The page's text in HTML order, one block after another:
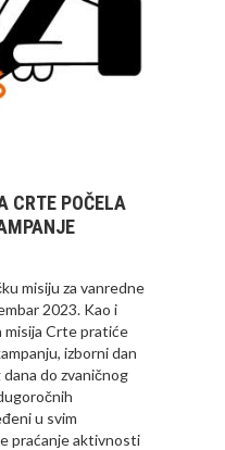
CRTE POČELA
misiju za vanredne
2023. Kao i
misija Crte pratiće
izborni dan
do zvaničnog
u svim
praćanje aktivnosti